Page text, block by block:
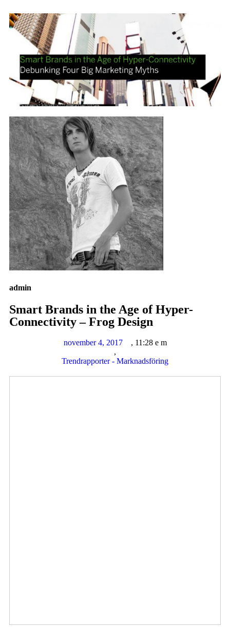
admin
Smart Brands in the Age of Hyper-
Connectivity – Frog Design
november 4, 2017 , 11:28 e m
,
Trendrapporter - Marknadsföring